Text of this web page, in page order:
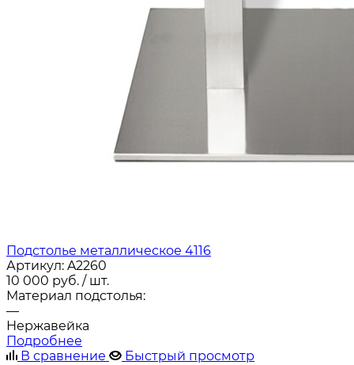
Подстолье металлическое 4116
Артикул: A2260
10 000 руб. / шт.
Материал подстолья:
—
Нержавейка
Подробнее
В сравнение
Быстрый просмотр